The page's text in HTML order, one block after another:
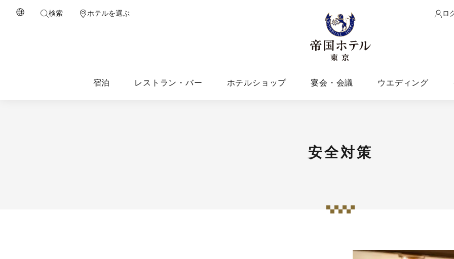
検索 ホテルを選ぶ ロ
宿泊 レストラン・バー ホテルショップ 宴会・会議 ウエディング
安全対策